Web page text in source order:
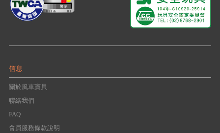
信息
關於風車寶貝
聯絡我們
FAQ
會員服務條款說明